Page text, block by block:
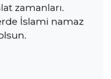
zamanları.
İslami namaz